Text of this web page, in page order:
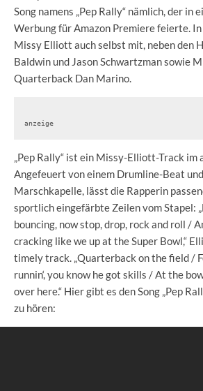
Song namens „Pep Rally“ nämlich, der in
Werbung für Amazon Premiere feierte.
Missy Elliott auch selbst mit, neben den
Baldwin und Jason Schwartzman sowie
Quarterback Dan Marino.
anzeige
„Pep Rally“ ist ein Missy-Elliott-Track im
Angefeuert von einem Drumline-Beat
Marschkapelle, lässt die Rapperin
sportlich eingefärbte Zeilen vom Stapel:
bouncing, now stop, drop, rock and roll /
cracking like we up at the Super Bowl,“
timely track. „Quarterback on the field /
runnin‘, you know he got skills / At the
over here.“ Hier gibt es den Song „Pep
zu hören: